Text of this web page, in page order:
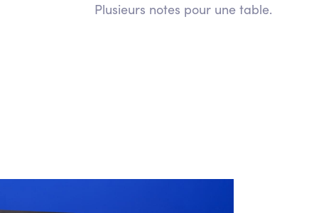
Plusieurs notes pour une table.